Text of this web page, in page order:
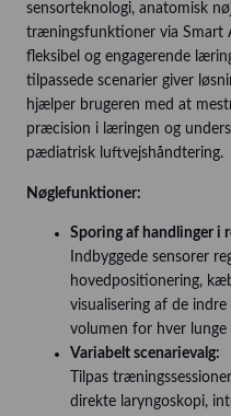
sensorteknologi, anatomisk
træningsfunktioner via Smart
fleksibel og engagerende
tilpassede scenarier giver
hjælper brugeren med at
præcision i læringen og
pædiatrisk luftvejshåndtering.
Nøglefunktioner:
Sporing af handlinger i
Indbyggede sensorer
hovedpositionering,
visualisering af de
volumen for hver lunge
Variabelt scenarievalg:
Tilpas
direkte laryngoskopi,